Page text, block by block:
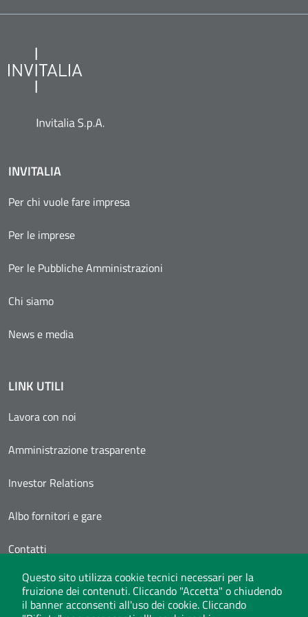
Questo sito utilizza cookie tecnici necessari per la
fruizione dei contenuti. Cliccando "Accetta" o chiudendo
il banner acconsenti all'uso dei cookie. Cliccando
INVITALIA
Per chi vuole fare impresa
Per le imprese
Per le Pubbliche Amministrazioni
Chi siamo
News e media
LINK UTILI
Lavora con noi
Amministrazione trasparente
Investor Relations
Albo fornitori e gare
Contatti
Area Personale